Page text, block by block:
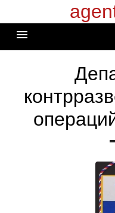
к
содержимому
menu